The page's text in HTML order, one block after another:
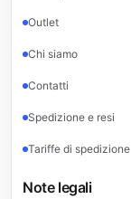
Outlet
Chi siamo
Contatti
Spedizione e resi
Tariffe di spedizione
Note legali